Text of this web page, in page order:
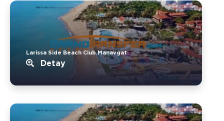
Larissa Side Beach Club.Manavgat
Detay